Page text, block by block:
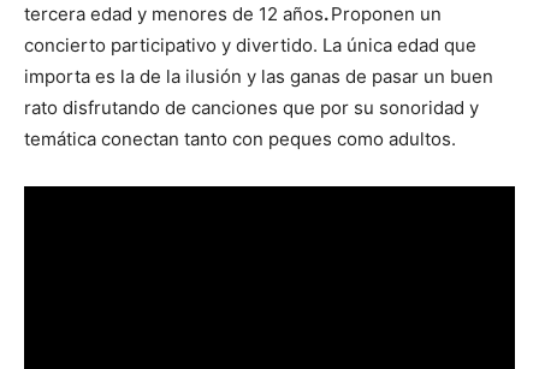
tercera edad y menores de 12 años.Proponen un
concierto participativo y divertido. La única edad que
importa es la de la ilusión y las ganas de pasar un buen
rato disfrutando de canciones que por su sonoridad y
temática conectan tanto con peques como adultos.